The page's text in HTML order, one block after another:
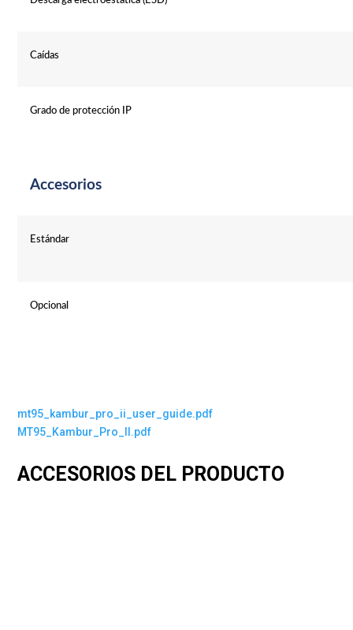
Caídas
Grado de protección IP
Accesorios
Estándar
Opcional
mt95_kambur_pro_ii_user_guide.pdf
MT95_Kambur_Pro_II.pdf
ACCESORIOS DEL PRODUCTO